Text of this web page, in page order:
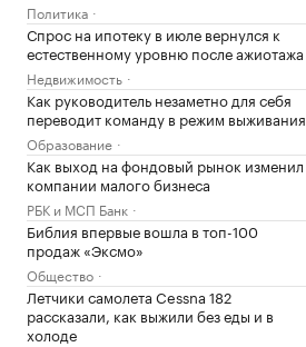
Политика
Спрос на ипотеку в июле вернулся к
естественному уровню после ажиотажа
Недвижимость
Как руководитель незаметно для себя
переводит команду в режим выживания
Образование
Как выход на фондовый рынок изменил
компании малого бизнеса
РБК и МСП Банк
Библия впервые вошла в топ-100
продаж «Эксмо»
Общество
Летчики самолета Cessna 182
рассказали, как выжили без еды и в
холоде